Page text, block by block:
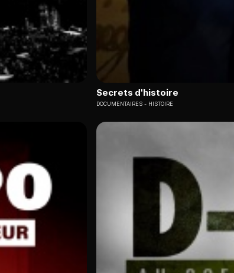
Secrets d'histoire
DOCUMENTAIRES HISTOIRE